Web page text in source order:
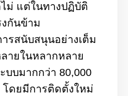
ม่ แต่ในทางปฏิบัติ
กันข้าม
รสนับสนุนอย่างเต็ม
ายในหลากหลาย
บมากกว่า 80,000
โดยมีการติดตั้งใหม่